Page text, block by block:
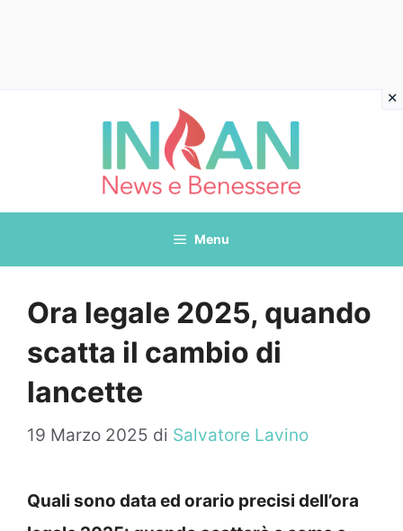
Menu
Ora legale 2025, quando
scatta il cambio di
lancette
19 Marzo 2025 di Salvatore Lavino
Quali sono data ed orario precisi dell’ora